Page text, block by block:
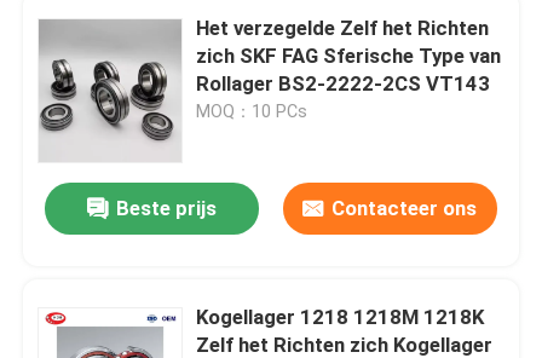
Het verzegelde Zelf het Richten
zich SKF FAG Sferische Type van
Rollager BS2-2222-2CS VT143
MOQ：10 PCs
Beste prijs Contacteer ons
Kogellager 1218 1218M 1218K
Zelf het Richten zich Kogellager